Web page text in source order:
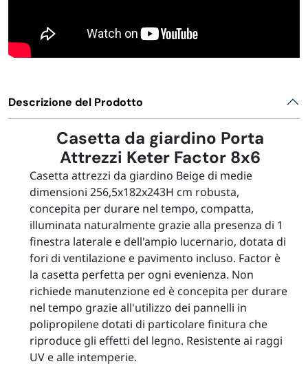
Descrizione del Prodotto
Casetta da giardino Porta
Attrezzi Keter Factor 8x6
Casetta attrezzi da giardino Beige di medie
dimensioni 256,5x182x243H cm robusta,
concepita per durare nel tempo, compatta,
illuminata naturalmente grazie alla presenza di 1
finestra laterale e dell'ampio lucernario, dotata di
fori di ventilazione e pavimento incluso. Factor è
la casetta perfetta per ogni evenienza. Non
richiede manutenzione ed è concepita per durare
nel tempo grazie all'utilizzo dei pannelli in
polipropilene dotati di particolare finitura che
riproduce gli effetti del legno. Resistente ai raggi
UV e alle intemperie.